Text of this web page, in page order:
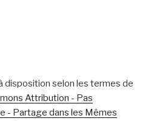
selon les termes de
Attribution - Pas
- Partage dans les Mêmes